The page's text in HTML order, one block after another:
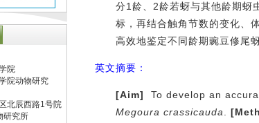
院
院动物研究
北辰西路1号院
研究所
分1龄、2龄若蚜与其他龄期蚜
标，再结合触角节数的变化、
高效地鉴定不同龄期豌豆修尾蚜
英文摘要：
[Aim]
To develop an
Megoura crassicauda